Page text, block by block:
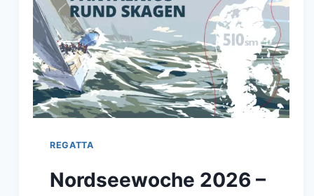
REGATTA
Nordseewoche 2026 –